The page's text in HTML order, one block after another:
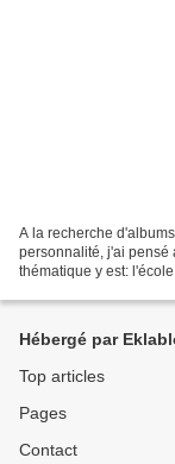
A la recherche
personnalité, j'ai pensé
thématique y est:
Hébergé par
Top articles
Pages
Contact